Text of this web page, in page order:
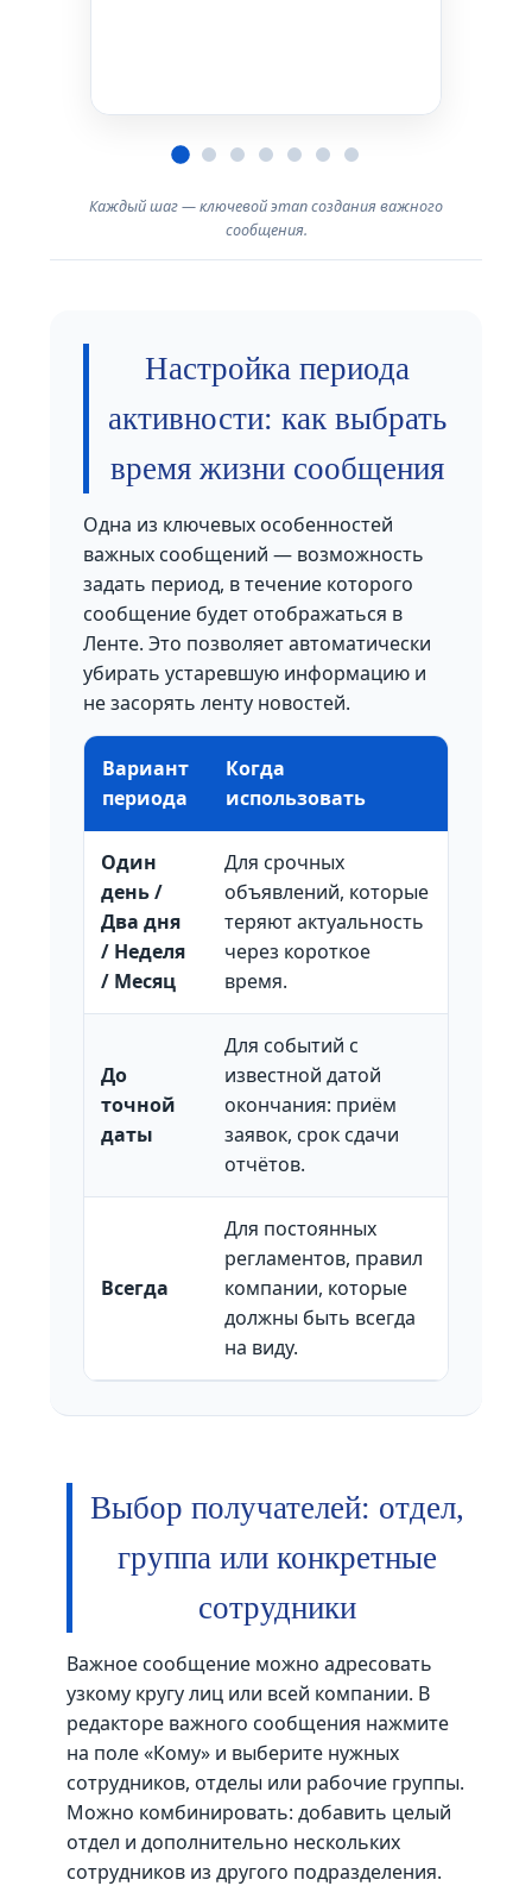
Каждый шаг — ключевой этап создания важного
сообщения.
Настройка периода
активности: как выбрать
время жизни сообщения
Одна из ключевых особенностей
важных сообщений — возможность
задать период, в течение которого
сообщение будет отображаться в
Ленте. Это позволяет автоматически
убирать устаревшую информацию и
не засорять ленту новостей.
Вариант
периода
Когда
использовать
Один
день /
Два дня
/ Неделя
/ Месяц
Для срочных
объявлений, которые
теряют актуальность
через короткое
время.
До
точной
даты
Для событий с
известной датой
окончания: приём
заявок, срок сдачи
отчётов.
Всегда
Для постоянных
регламентов, правил
компании, которые
должны быть всегда
на виду.
Выбор получателей: отдел,
группа или конкретные
сотрудники
Важное сообщение можно адресовать
узкому кругу лиц или всей компании. В
редакторе важного сообщения нажмите
на поле «Кому» и выберите нужных
сотрудников, отделы или рабочие группы.
Можно комбинировать: добавить целый
отдел и дополнительно нескольких
сотрудников из другого подразделения.